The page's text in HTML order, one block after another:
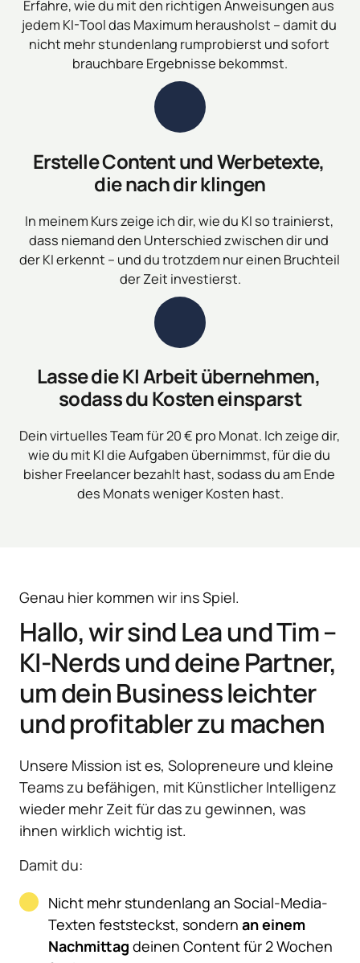
Erfahre, wie du mit den richtigen Anweisungen aus
jedem KI-Tool das Maximum herausholst – damit du
nicht mehr stundenlang rumprobierst und sofort
brauchbare Ergebnisse bekommst.
Erstelle Content und Werbetexte,
die nach dir klingen
In meinem Kurs zeige ich dir, wie du KI so trainierst,
dass niemand den Unterschied zwischen dir und
der KI erkennt – und du trotzdem nur einen Bruchteil
der Zeit investierst.
Lasse die KI Arbeit übernehmen,
sodass du Kosten einsparst
Dein virtuelles Team für 20 € pro Monat. Ich zeige dir,
wie du mit KI die Aufgaben übernimmst, für die du
bisher Freelancer bezahlt hast, sodass du am Ende
des Monats weniger Kosten hast.
Genau hier kommen wir ins Spiel.
Hallo, wir sind Lea und Tim –
KI-Nerds und deine Partner,
um dein Business leichter
und profitabler zu machen
Unsere Mission ist es, Solopreneure und kleine
Teams zu befähigen, mit Künstlicher Intelligenz
wieder mehr Zeit für das zu gewinnen, was
ihnen wirklich wichtig ist.
Damit du:
Nicht mehr stundenlang an Social-Media-
Texten feststeckst, sondern an einem
Nachmittag deinen Content für 2 Wochen